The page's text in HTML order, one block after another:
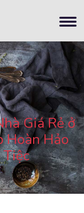
Giá Rẻ ở
Hoàn Hảo
Tiệc